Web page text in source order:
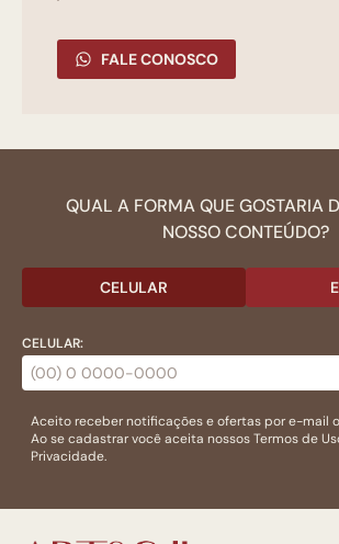
FALE CONOSCO
QUAL A FORMA QUE GOSTARIA
NOSSO CONTEÚDO?
CELULAR
CELULAR:
Aceito receber notificações e ofertas por e-mail
Ao se cadastrar você aceita nossosTermos de
Privacidade.